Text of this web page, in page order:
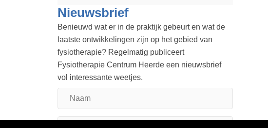
Nieuwsbrief
Benieuwd wat er in de praktijk gebeurt en wat de
laatste ontwikkelingen zijn op het gebied van
fysiotherapie? Regelmatig publiceert
Fysiotherapie Centrum Heerde een nieuwsbrief
vol interessante weetjes.
Naam
E-